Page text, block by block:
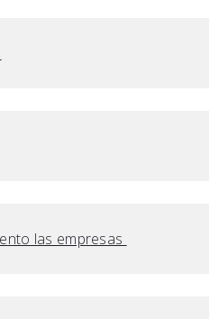
las empresas